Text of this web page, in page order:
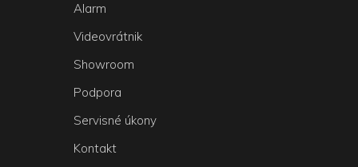
Alarm
Videovrátnik
Showroom
Podpora
Servisné úkony
Kontakt